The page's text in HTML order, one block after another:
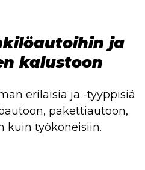
ja
kalustoon
erilaisia ja -tyyppisiä
pakettiautoon,
kuin työkoneisiin.